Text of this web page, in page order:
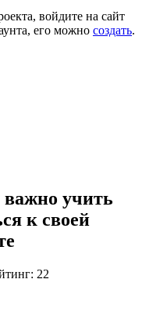
войдите на сайт
его можно создать.
учить
к своей
22